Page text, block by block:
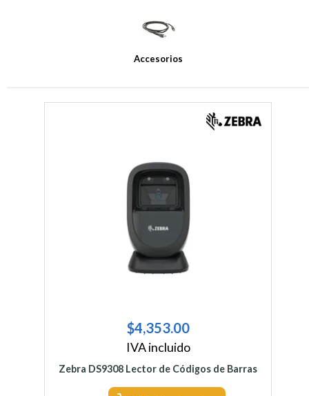
Accesorios
$4,353.00
IVA incluido
Zebra DS9308 Lector de Códigos de Barras